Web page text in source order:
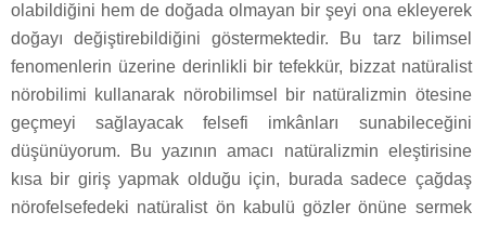
olabildiğini hem de doğada olmayan bir şeyi ona ekleyerek
doğayı değiştirebildiğini göstermektedir. Bu tarz bilimsel
fenomenlerin üzerine derinlikli bir tefekkür, bizzat natüralist
nörobilimi kullanarak nörobilimsel bir natüralizmin ötesine
geçmeyi sağlayacak felsefi imkânları sunabileceğini
düşünüyorum. Bu yazının amacı natüralizmin eleştirisine
kısa bir giriş yapmak olduğu için, burada sadece çağdaş
nörofelsefedeki natüralist ön kabulü gözler önüne sermek